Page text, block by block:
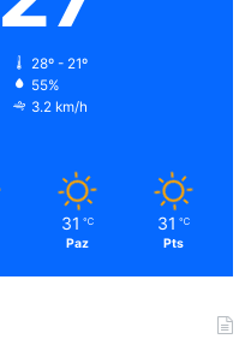
28º - 21º
55%
3.2 km/h
31 ℃
Paz
31 ℃
Pts